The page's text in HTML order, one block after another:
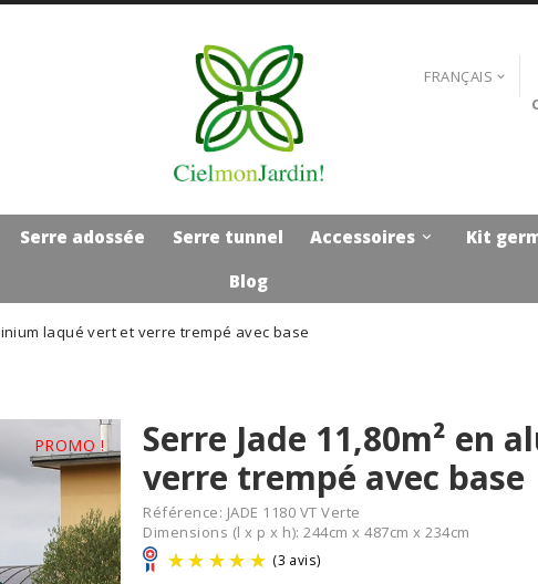
FRANÇAIS 
Serre adossée Serre tunnel 
Accessoires Kit
Blog
laqué vert et verre trempé avec base
PROMO !
Serre Jade 11,80m² en
verre trempé avec base
Référence: JADE 1180 VT Verte
Dimensions (l x p x h): 244cm x 487cm x 234cm